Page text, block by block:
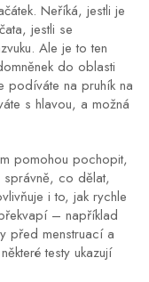
Neříká, jestli je
jestli se
Ale je to ten
do oblasti
podíváte na pruhík na
s hlavou, a možná
pomohou pochopit,
správně, co dělat,
i to, jak rychle
– například
před menstruací a
testy ukazují